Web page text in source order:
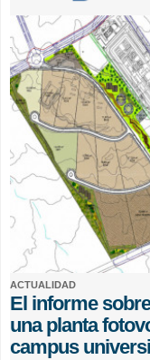
ACTUALIDAD
El informe
una planta
campus